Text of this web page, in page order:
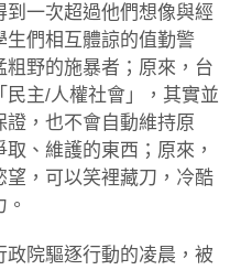
一次超過他們想像與經
生們相互體諒的值勤警
野的施暴者；原來，台
主/人權社會」，其實並
，也不會自動維持原
、維護的東西；原來，
，可以笑裡藏刀，冷酷
院驅逐行動的凌晨，被